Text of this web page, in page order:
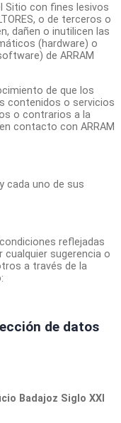
Sitio con fines lesivos
o de terceros o
dañen o inutilicen las
(hardware) o
de ARRAM
de que los
contenidos o servicios
o contrarios a la
contacto con ARRAM
cada uno de sus
reflejadas
cualquier sugerencia o
a través de la
de datos
Badajoz Siglo XXI